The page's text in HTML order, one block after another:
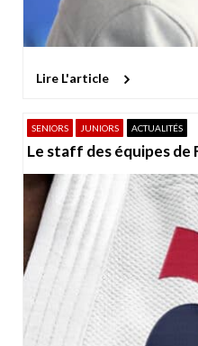
Lire L'article
SENIORS JUNIORS ACTUALITÉS
Le staff des équipes de